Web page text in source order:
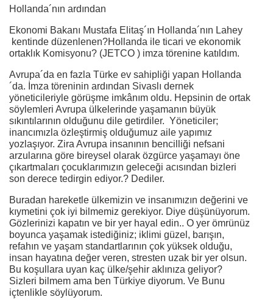
Hollanda´nın ardından
Ekonomi Bakanı Mustafa Elitaş´ın Hollanda´nın Lahey
kentinde düzenlenen?Hollanda ile ticari ve ekonomik
ortaklık Komisyonu? (JETCO ) imza törenine katıldım.
Avrupa´da en fazla Türke ev sahipliği yapan Hollanda
´da. İmza töreninin ardından Sivaslı dernek
yöneticileriyle görüşme imkânım oldu. Hepsinin de ortak
söylemleri Avrupa ülkelerinde yaşamanın büyük
sıkıntılarının olduğunu dile getirdiler. Yöneticiler;
inancımızla özleştirmiş olduğumuz aile yapımız
yozlaşıyor. Zira Avrupa insanının bencilliği nefsani
arzularına göre bireysel olarak özgürce yaşamayı öne
çıkartmaları çocuklarımızın geleceği acısından bizleri
son derece tedirgin ediyor.? Dediler.
Buradan hareketle ülkemizin ve insanımızın değerini ve
kıymetini çok iyi bilmemiz gerekiyor. Diye düşünüyorum.
Gözlerinizi kapatın ve bir yer hayal edin.. O yer ömrünüz
boyunca yaşamak istediğiniz; iklimi güzel, barışın,
refahın ve yaşam standartlarının çok yüksek olduğu,
insan hayatına değer veren, stresten uzak bir yer olsun.
Bu koşullara uyan kaç ülke/şehir aklınıza geliyor?
Sizleri bilmem ama ben Türkiye diyorum. Ve Bunu
içtenlikle söylüyorum.